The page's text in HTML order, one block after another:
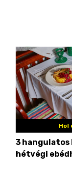
Hol
3 hangulatos
hétvégi